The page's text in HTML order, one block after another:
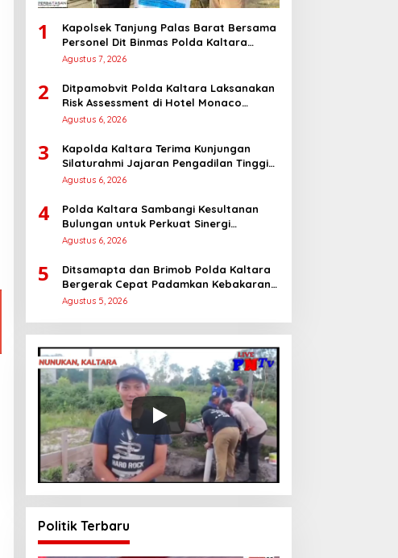
1
Kapolsek Tanjung Palas Barat Bersama
Personel Dit Binmas Polda Kaltara
Salurkan Beras SPHP Kepada
Agustus 7, 2026
2
Ditpamobvit Polda Kaltara Laksanakan
Risk Assessment di Hotel Monaco
Tarakan
Agustus 6, 2026
3
Kapolda Kaltara Terima Kunjungan
Silaturahmi Jajaran Pengadilan Tinggi
Kaltara
Agustus 6, 2026
4
Polda Kaltara Sambangi Kesultanan
Bulungan untuk Perkuat Sinergi
Kamtibmas
Agustus 6, 2026
5
Ditsamapta dan Brimob Polda Kaltara
Bergerak Cepat Padamkan Kebakaran
Lahan Gambut 2 Hektar di Bulungan
Agustus 5, 2026
Politik Terbaru